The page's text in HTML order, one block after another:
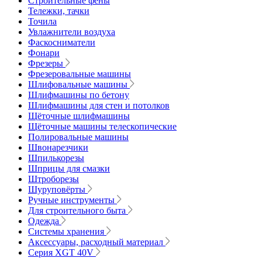
Тележки, тачки
Точила
Увлажнители воздуха
Фаскосниматели
Фонари
Фрезеры
Фрезеровальные машины
Шлифовальные машины
Шлифмашины по бетону
Шлифмашины для стен и потолков
Щёточные шлифмашины
Щёточные машины телескопические
Полировальные машины
Швонарезчики
Шпилькорезы
Шприцы для смазки
Штроборезы
Шуруповёрты
Ручные инструменты
Для строительного быта
Одежда
Системы хранения
Аксессуары, расходный материал
Серия XGT 40V